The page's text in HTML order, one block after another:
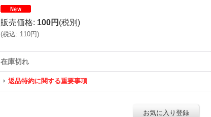
販売価格: 100円 (税別)
(税込: 110円)
在庫切れ
返品特約に関する重要事項
お気に入り登録